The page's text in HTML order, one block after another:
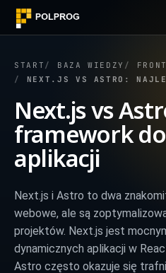
START BAZA WIEDZY
NEXT.JS VS ASTRO: NAJLEPSZY FRAMEWORK DO TREŚCI I
Next.js vs
framework
aplikacji
Next.js i Astro to dwa
webowe, ale są
projektów. Next.js jest
dynamicznych aplikacji w
Astro często okazuje się